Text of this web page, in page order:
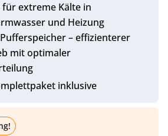
für extreme Kälte in
und Heizung
– effizienterer
mit optimaler
inklusive